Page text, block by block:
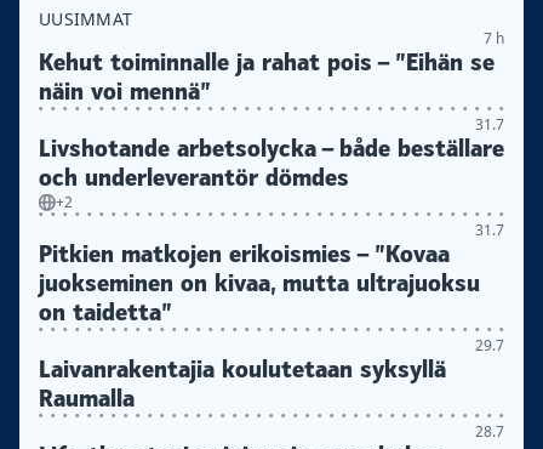
UUSIMMAT
7 h
Kehut toiminnalle ja rahat pois – ”Eihän se
näin voi mennä”
31.7
Livshotande arbetsolycka – både beställare
och underleverantör dömdes
+2
31.7
Pitkien matkojen erikoismies – ”Kovaa
juokseminen on kivaa, mutta ultrajuoksu
on taidetta”
29.7
Laivanrakentajia koulutetaan syksyllä
Raumalla
28.7